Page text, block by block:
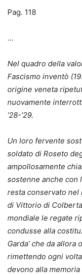
Pag. 118
…
Nel quadro della
Fascismo inventò
origine veneta
nuovamente
’28-’29.
Un loro fervente
soldato di Roseto
ampollosamente
sostenne anche con
resta conservato nel
di Vittorio di
mondiale le regate
condusse alla
Garda’ che da
rimettendo ogni volta
devono alla